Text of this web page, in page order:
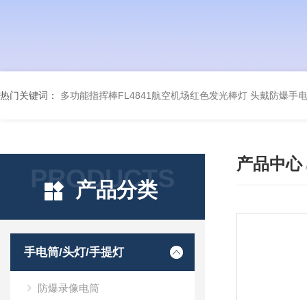
热门关键词： 多功能指挥棒FL4841航空机场红色发光棒灯 头戴防爆手
PRODUCTS
产品分类
手电筒/头灯/手提灯
防爆录像电筒
产品中心